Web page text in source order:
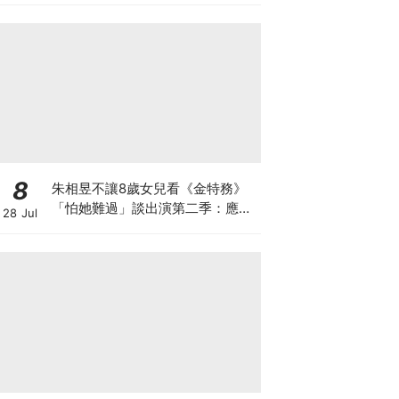
8
28 Jul
朱相昱不讓8歲女兒看《金特務》
「怕她難過」談出演第二季：應該